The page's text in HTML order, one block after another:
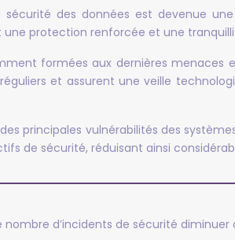
des données est devenue
protection renforcée et une
formées aux dernières
et assurent une veille
principales vulnérabilités des
de sécurité, réduisant ainsi
d’incidents de sécurité diminuer